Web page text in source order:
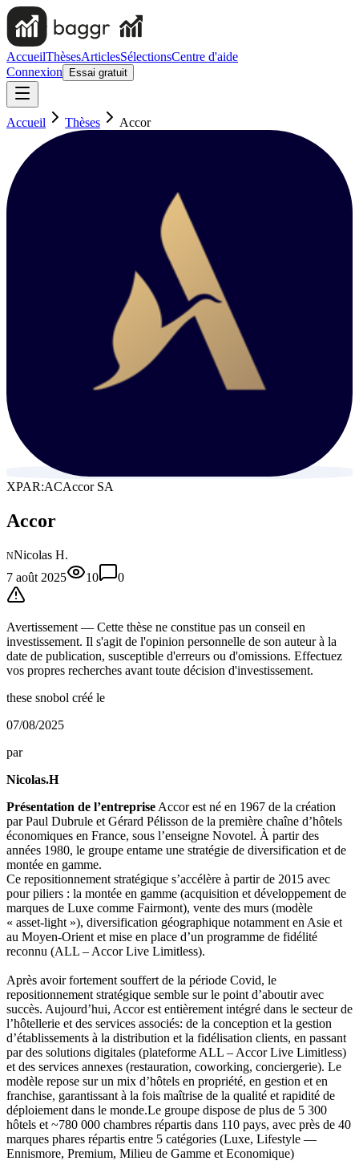
AccueilThèsesArticlesSélectionsCentre d'aide
Connexion
Essai gratuit
Accueil Thèses Accor
XPAR:ACAccor SA
Accor
NNicolas H.
7 août 2025
10 0
Avertissement — Cette thèse ne constitue pas un conseil en
investissement. Il s'agit de l'opinion personnelle de son auteur à la
date de publication, susceptible d'erreurs ou d'omissions. Effectuez
vos propres recherches avant toute décision d'investissement.
these snobol créé le
07/08/2025
par
Nicolas.H
Présentation de l’entreprise Accor est né en 1967 de la création
par Paul Dubrule et Gérard Pélisson de la première chaîne d’hôtels
économiques en France, sous l’enseigne Novotel. À partir des
années 1980, le groupe entame une stratégie de diversification et de
montée en gamme.
Ce repositionnement stratégique s’accélère à partir de 2015 avec
pour piliers : la montée en gamme (acquisition et développement de
marques de Luxe comme Fairmont), vente des murs (modèle
« asset-light »), diversification géographique notamment en Asie et
au Moyen-Orient et mise en place d’un programme de fidélité
reconnu (ALL – Accor Live Limitless).
Après avoir fortement souffert de la période Covid, le
repositionnement stratégique semble sur le point d’aboutir avec
succès. Aujourd’hui, Accor est entièrement intégré dans le secteur de
l’hôtellerie et des services associés: de la conception et la gestion
d’établissements à la distribution et la fidélisation clients, en passant
par des solutions digitales (plateforme ALL – Accor Live Limitless)
et des services annexes (restauration, coworking, conciergerie). Le
modèle repose sur un mix d’hôtels en propriété, en gestion et en
franchise, garantissant à la fois maîtrise de la qualité et rapidité de
déploiement dans le monde.Le groupe dispose de plus de 5 300
hôtels et ~780 000 chambres répartis dans 110 pays, avec près de 40
marques phares répartis entre 5 catégories (Luxe, Lifestyle —
Ennismore, Premium, Milieu de Gamme et Economique)